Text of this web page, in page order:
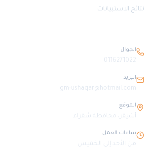
نتائج الاستبيانات
الجوال
0116271022
البريد
gm-ushaqar@hotmail.com
الموقع
أشيقر، محافظة شقراء
ساعات العمل
من الأحد إلى الخميس